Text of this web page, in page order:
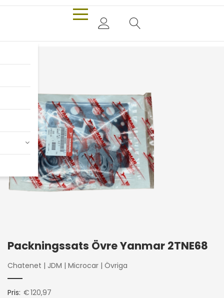
Packningssats Övre Yanmar 2TNE68
Chatenet | JDM | Microcar | Övriga
Pris: €120,97